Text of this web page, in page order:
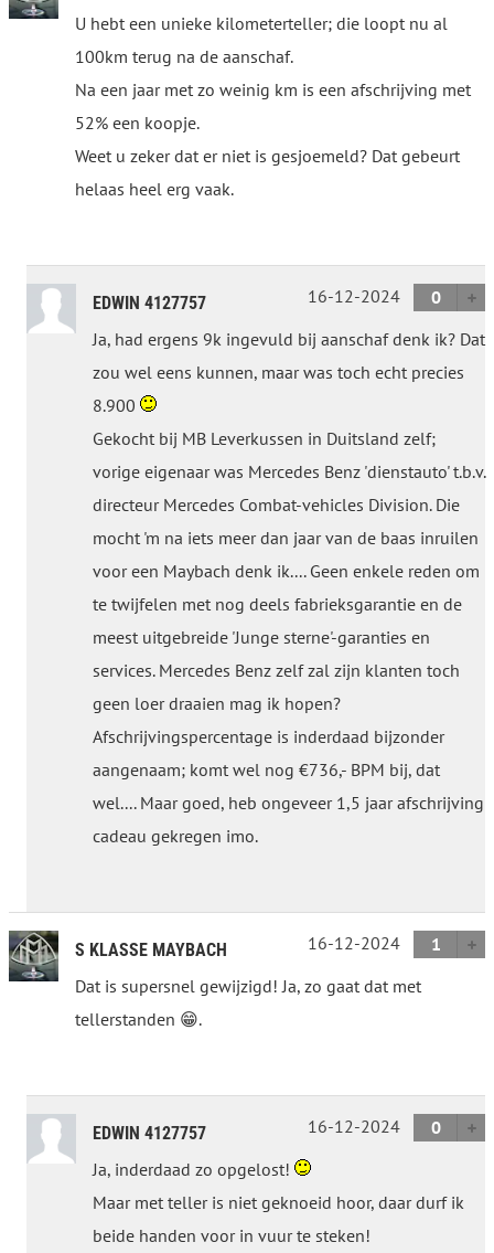
U hebt een unieke kilometerteller; die loopt nu al
100km terug na de aanschaf.
Na een jaar met zo weinig km is een afschrijving met
52% een koopje.
Weet u zeker dat er niet is gesjoemeld? Dat gebeurt
helaas heel erg vaak.
EDWIN 4127757 16-12-2024
0
Ja, had ergens 9k ingevuld bij aanschaf denk ik? Dat
zou wel eens kunnen, maar was toch echt precies
8.900
Gekocht bij MB Leverkussen in Duitsland zelf;
vorige eigenaar was Mercedes Benz 'dienstauto' t.b.v.
directeur Mercedes Combat-vehicles Division. Die
mocht 'm na iets meer dan jaar van de baas inruilen
voor een Maybach denk ik.... Geen enkele reden om
te twijfelen met nog deels fabrieksgarantie en de
meest uitgebreide 'Junge sterne'-garanties en
services. Mercedes Benz zelf zal zijn klanten toch
geen loer draaien mag ik hopen?
Afschrijvingspercentage is inderdaad bijzonder
aangenaam; komt wel nog €736,- BPM bij, dat
wel.... Maar goed, heb ongeveer 1,5 jaar afschrijving
cadeau gekregen imo.
S KLASSE MAYBACH 16-12-2024
1
Dat is supersnel gewijzigd! Ja, zo gaat dat met
tellerstanden 😁.
EDWIN 4127757 16-12-2024
0
Ja, inderdaad zo opgelost!
Maar met teller is niet geknoeid hoor, daar durf ik
beide handen voor in vuur te steken!